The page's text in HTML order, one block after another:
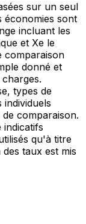
sur un seul
économies sont
incluant les
et Xe le
comparaison
donné et
types de
comparaison.
qu'à titre
taux est mis